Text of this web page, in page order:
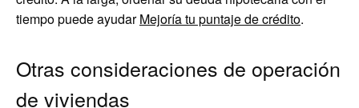
tiempo puede ayudarMejoría tu puntaje de crédito.
Otras consideraciones de operación
de viviendas